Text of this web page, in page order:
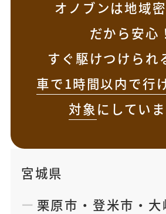
オノブンは地域密
だから安心
すぐ駆けつけられ
車で1時間以内で行
対象にしていま
宮城県
栗原市 ・ 登米市 ・ 大